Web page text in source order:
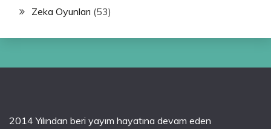
Zeka Oyunları (53)
2014 Yılından beri yayım hayatına devam eden